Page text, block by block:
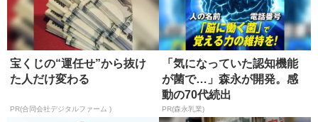
宝くじの“運任せ”から抜け
た人だけ変わる
PR(合同会社デジタルファーム )
「気になっていた認知機能
が菌で…」森永が開発。感
動の70代続出
PR(森永乳業)